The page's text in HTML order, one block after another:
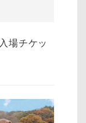
場チケッ